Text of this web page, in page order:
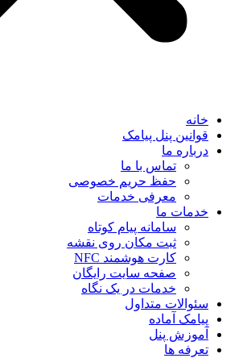
خانه
قوانین پنل پیامک
درباره ما
تماس با ما
حفظ حریم خصوصی
معرفی خدمات
خدمات ما
سامانه پیام کوتاه
ثبت مکان روی نقشه
کارت هوشمند NFC
صفحه سایت رایگان
خدمات در یک نگاه
سئوالات متداول
پیامک آماده
آموزش پنل
تعرفه ها